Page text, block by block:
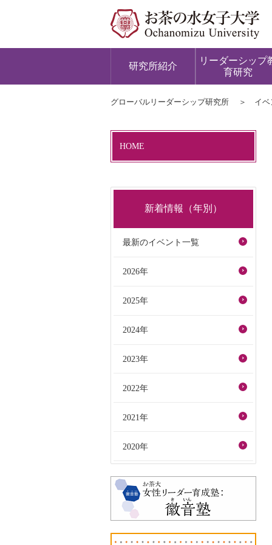
研究所紹介
リーダーシップ
育研究
グローバルリーダーシップ研究所 イ
HOME
新着情報（年別）
最新のイベント一覧
2026年
2025年
2024年
2023年
2022年
2021年
2020年